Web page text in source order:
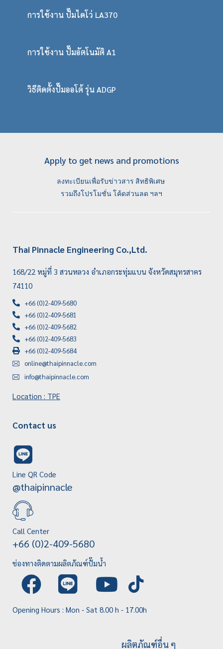
การใช้งาน ปั๊มไดโว่ LA370
การใช้งาน ปั๊มอัตโนมัติ A1
วิธีติดตั้งปั๊มออโต้ รุ่น ADGP
Apply to get news and promotions
ลงทะเบียนเพื่อรับข่าวสาร สิทธิพิเศษ
รวมถึงโปรโมชั่น โค้ดส่วนลด ฯลฯ
Thai Pinnacle Engineering Co.,Ltd.
168/22 หมู่ที่ 3 สวนหลวง อำเภอกระทุ่มแบน จังหวัดสมุทรสาคร
74110
+66 (0)2-409-5680
+66 (0)2-409-5681
+66 (0)2-409-5682
+66 (0)2-409-5683
+66 (0)2-409-5684
online@thaipinnacle.com
info@thaipinnacle.com
Location : TPE
Contact us
Line QR Code
@thaipinnacle
Call Center
+66 (0)2-409-5680
ช่องทางติดตามผลิตภัณฑ์ปั๊มน้ำ
Opening Hours : Mon - Sat 8.00 h - 17.00h
ผลิตภัณฑ์อื่น ๆ